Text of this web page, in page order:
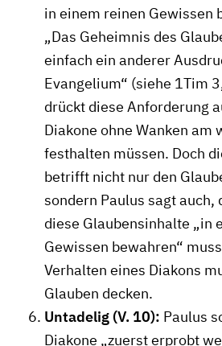
in einem reinen Gewissen
„Das Geheimnis des
einfach ein anderer
Evangelium“ (siehe 1Tim
drückt diese Anforderung
Diakone ohne Wanken am
festhalten müssen. Doch
betrifft nicht nur den
sondern Paulus sagt auch,
diese Glaubensinhalte „in
Gewissen bewahren“
Verhalten eines Diakons
Glauben decken.
Untadelig (V. 10): Paulus
Diakone „zuerst erprobt